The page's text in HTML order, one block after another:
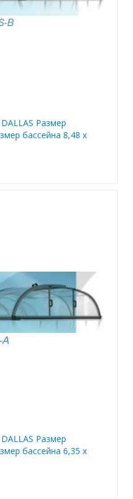
Размер
бассейна 8,48 х
Размер
бассейна 6,35 х